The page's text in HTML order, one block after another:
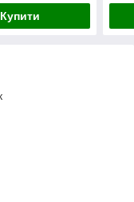
Купити